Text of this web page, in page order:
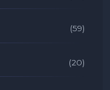
(59)
(20)